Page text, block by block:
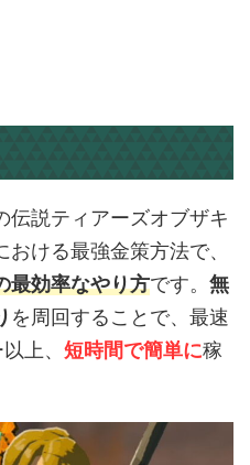
伝説ティアーズオブザキ
ける最強金策方法で、
最効率なやり方です。 無
を周回することで、最速
上、 短時間で簡単に稼